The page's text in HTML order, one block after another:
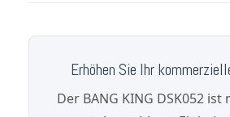
Erhöhen Sie Ihr
Der BANG KING DSK052 ist